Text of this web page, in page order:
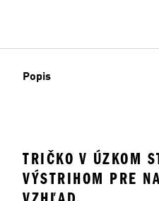
Popis
TRIČKO V ÚZKOM
VÝSTRIHOM PRE